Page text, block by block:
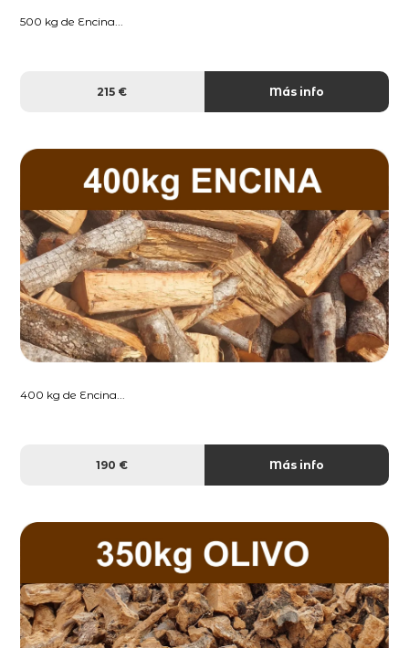
500 kg de Encina...
215 € Más info
400 kg de Encina...
190 € Más info